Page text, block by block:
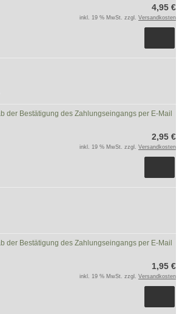
4,95 €
inkl. 19 % MwSt. zzgl. Versandkosten
der Bestätigung des Zahlungseingangs per E-Mail
2,95 €
inkl. 19 % MwSt. zzgl. Versandkosten
der Bestätigung des Zahlungseingangs per E-Mail
1,95 €
inkl. 19 % MwSt. zzgl. Versandkosten